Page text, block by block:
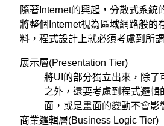
隨著Internet的興起，分散式系統
將整個Internet視為區域網路般的
料，程式設計上就必須考慮到所
展示層(Presentation Tier)
將UI的部分獨立出來，除了
之外，還要考慮到程式邏輯
面，或是畫面的變動不會影
商業邏輯層(Business Logic Tier)